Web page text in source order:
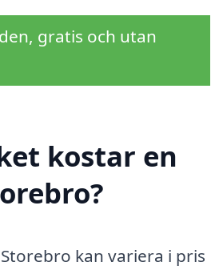
gratis och utan
kostar en
kan variera i pris